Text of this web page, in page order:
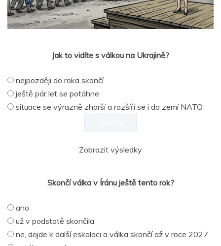
Jak to vidíte s válkou na Ukrajině?
nejpozději do roka skončí
ještě pár let se potáhne
situace se výrazně zhorší a rozšíří se i do zemí NATO
Zobrazit výsledky
Skončí válka v Íránu ještě tento rok?
ano
už v podstatě skončila
ne, dojde k další eskalaci a válka skončí až v roce 2027